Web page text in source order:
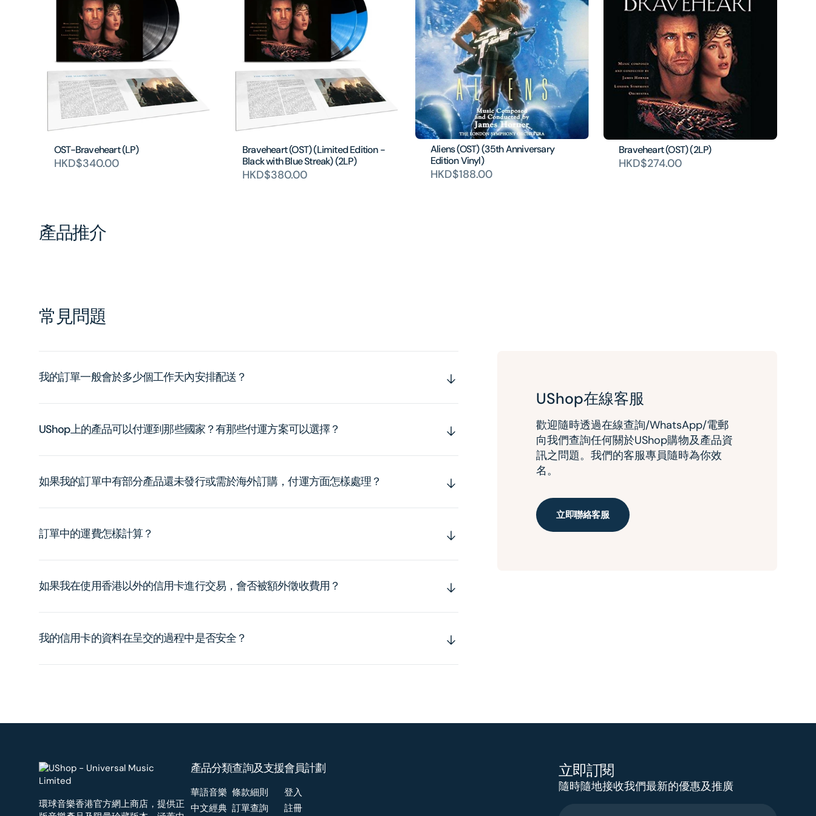
OST-Braveheart (LP)
HKD$340.00
Braveheart (OST) (Limited Edition -
Black with Blue Streak) (2LP)
HKD$380.00
Aliens (OST) (35th Anniversary
Edition Vinyl)
HKD$188.00
Braveheart (OST) (2LP)
HKD$274.00
產品推介
常見問題
我的訂單一般會於多少個工作天內安排配送？
UShop上的產品可以付運到那些國家？有那些付運方案可以選擇？
如果我的訂單中有部分產品還未發行或需於海外訂購，付運方面怎樣處理？
訂單中的運費怎樣計算？
如果我在使用香港以外的信用卡進行交易，會否被額外徵收費用？
我的信用卡的資料在呈交的過程中是否安全？
UShop在線客服
歡迎隨時透過在線查詢/WhatsApp/電郵
向我們查詢任何關於UShop購物及產品資
訊之問題。我們的客服專員隨時為你效
名。
立即聯絡客服
環球音樂香港官方網上商店，提供正
產品分類
華語音樂
中文經典
查詢及支援
條款細則
訂單查詢
會員計劃
登入
註冊
立即訂閱
隨時隨地接收我們最新的優惠及推廣